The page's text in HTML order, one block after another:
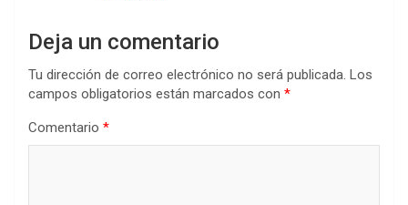
Deja un comentario
Tu dirección de correo electrónico no será publicada. Los
campos obligatorios están marcados con *
Comentario *